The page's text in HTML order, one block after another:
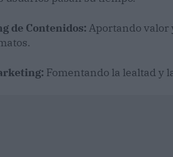
de Contenidos: Aportando valor
Fomentando la lealtad y